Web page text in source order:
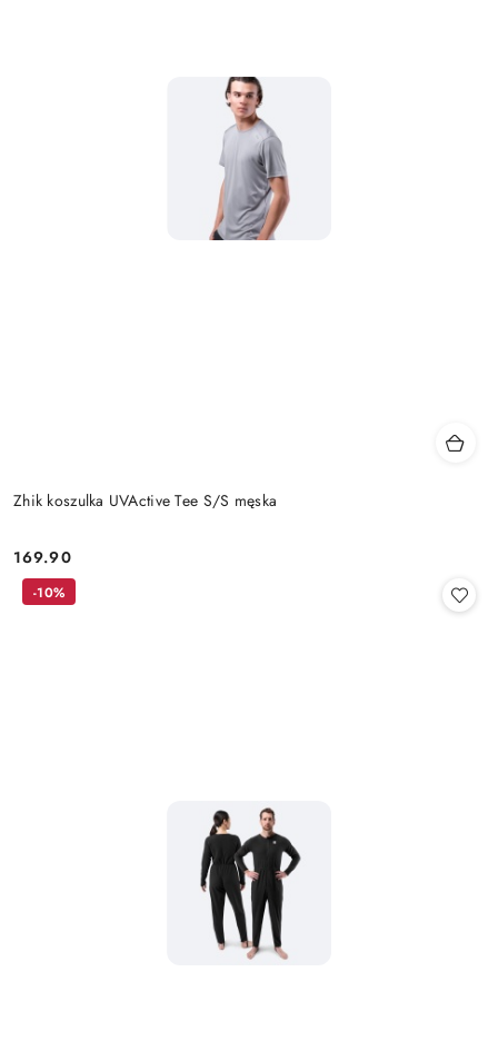
Zhik koszulka UVActive Tee S/S męska
Cena:
169.90
-10%